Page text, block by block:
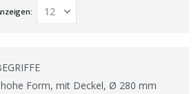
Form, mit Deckel, Ø 280 mm